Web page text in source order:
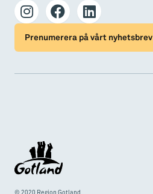
Prenumerera på vårt nyhetsbrev
© 2020 Region Gotland